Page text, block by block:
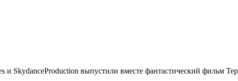
и SkydanceProduction выпустили вместе фантастический фильм